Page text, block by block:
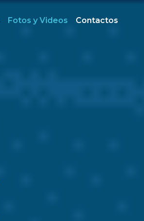
Fotos y Videos Contactos